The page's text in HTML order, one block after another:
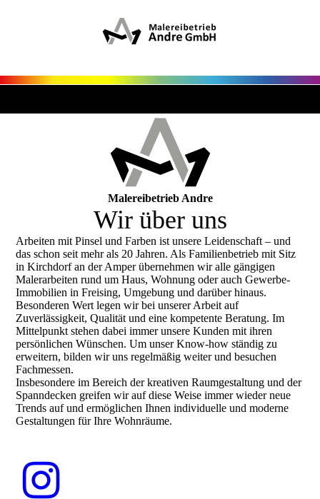
Malereibetrieb Andre
Wir über uns
Arbeiten mit Pinsel und Farben ist unsere Leidenschaft – und
das schon seit mehr als 20 Jahren. Als Familienbetrieb mit Sitz
in Kirchdorf an der Amper übernehmen wir alle gängigen
Malerarbeiten rund um Haus, Wohnung oder auch Gewerbe-
Immobilien in Freising, Umgebung und darüber hinaus.
Besonderen Wert legen wir bei unserer Arbeit auf
Zuverlässigkeit, Qualität und eine kompetente Beratung. Im
Mittelpunkt stehen dabei immer unsere Kunden mit ihren
persönlichen Wünschen. Um unser Know-how ständig zu
erweitern, bilden wir uns regelmäßig weiter und besuchen
Fachmessen.
Insbesondere im Bereich der kreativen Raumgestaltung und der
Spanndecken greifen wir auf diese Weise immer wieder neue
Trends auf und ermöglichen Ihnen individuelle und moderne
Gestaltungen für Ihre Wohnräume.